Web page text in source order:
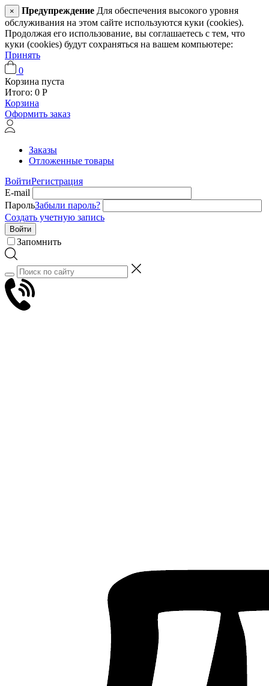
× Предупреждение Для обеспечения высокого уровня
обслуживания на этом сайте используются куки (cookies).
Продолжая его использование, вы соглашаетесь с тем, что
куки (cookies) будут сохраняться на вашем компьютере:
Принять
0
Корзина пуста
Итого: 0 Р
Корзина
Оформить заказ
Заказы
Отложенные товары
ВойтиРегистрация
E-mail
ПарольЗабыли пароль?
Создать учетную запись
Войти
Запомнить